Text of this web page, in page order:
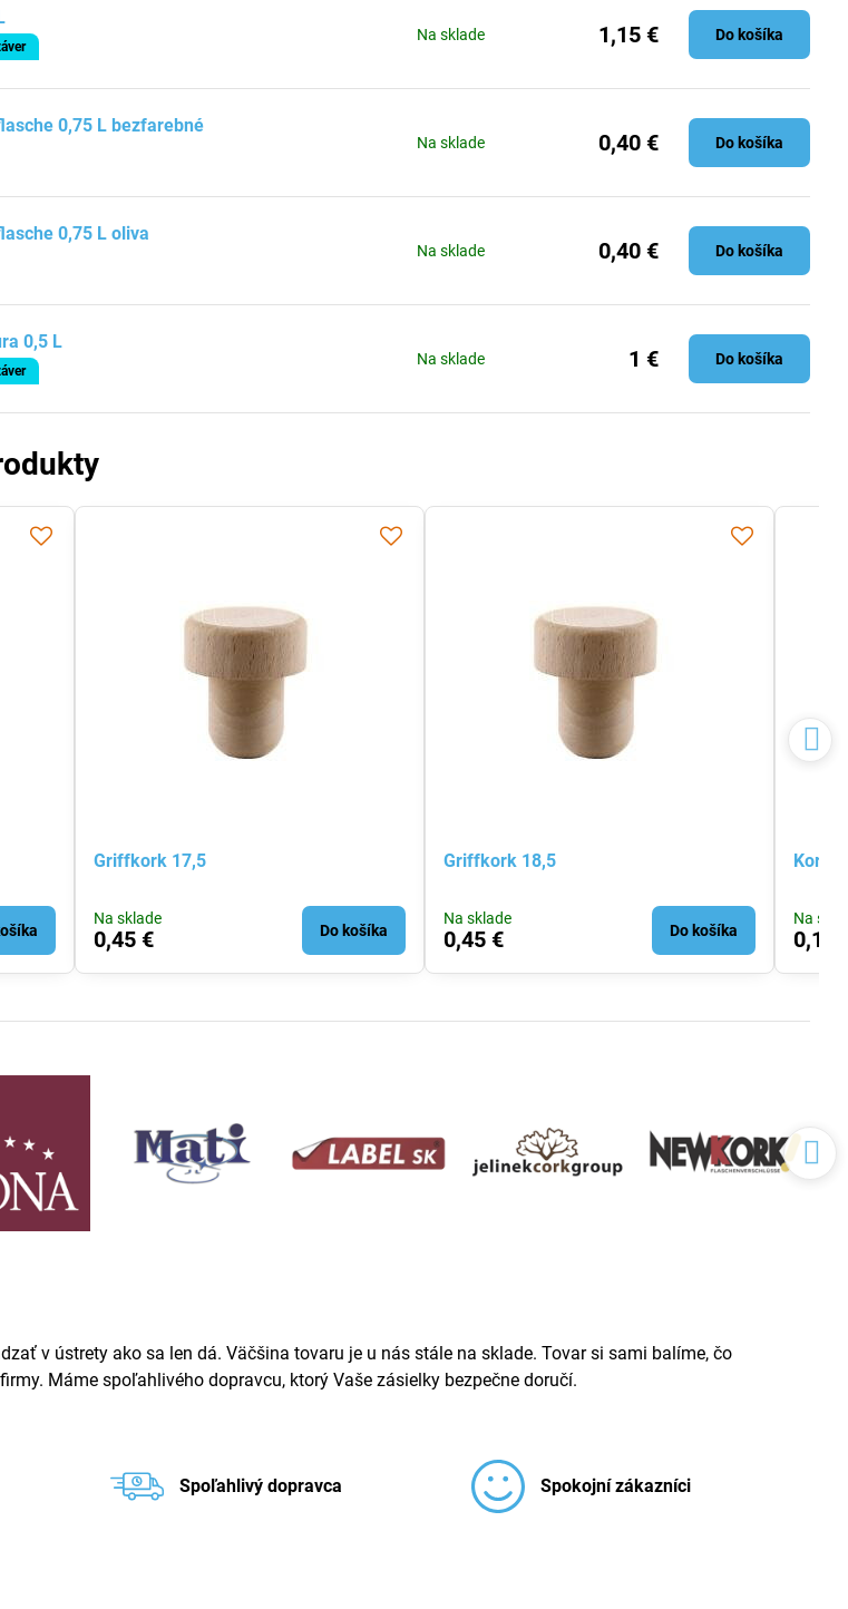
Na sklade 1,15 € Do košíka
0,75 L bezfarebné
Na sklade 0,40 € Do košíka
0,75 L oliva
Na sklade 0,40 € Do košíka
0,5 L
Na sklade 1 € Do košíka
Griffkork 17,5
Na sklade
0,45 € Do košíka
Griffkork 18,5
Na sklade
0,45 € Do košíka
Na
0,16
v ústrety ako sa len dá. Väčšina tovaru je u nás stále na sklade. Tovar si sami balíme, čo
Máme spoľahlivého dopravcu, ktorý Vaše zásielky bezpečne doručí.
Spoľahlivý dopravca Spokojní zákazníci